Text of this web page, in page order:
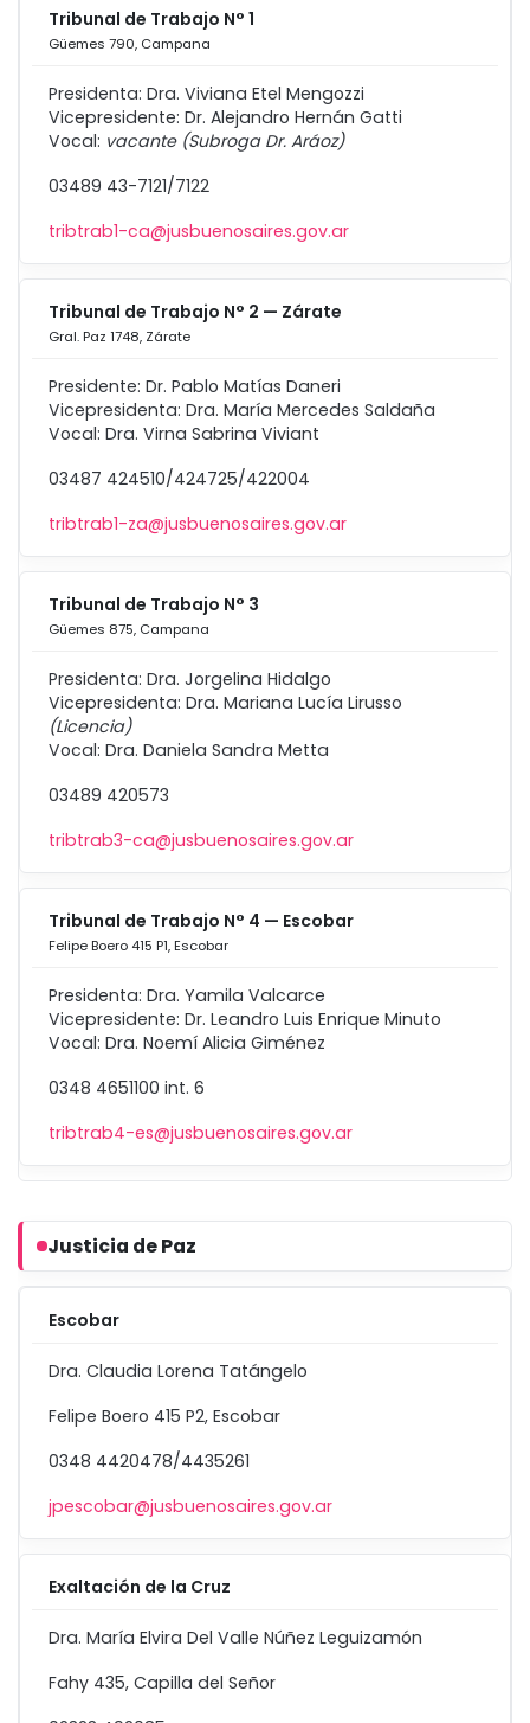
Tribunal de Trabajo N° 1
Güemes 790, Campana
Presidenta: Dra. Viviana Etel Mengozzi
Vicepresidente: Dr. Alejandro Hernán Gatti
Vocal: vacante (Subroga Dr. Aráoz)
03489 43-7121/7122
tribtrab1-ca@jusbuenosaires.gov.ar
Tribunal de Trabajo N° 2 — Zárate
Gral. Paz 1748, Zárate
Presidente: Dr. Pablo Matías Daneri
Vicepresidenta: Dra. María Mercedes Saldaña
Vocal: Dra. Virna Sabrina Viviant
03487 424510/424725/422004
tribtrab1-za@jusbuenosaires.gov.ar
Tribunal de Trabajo N° 3
Güemes 875, Campana
Presidenta: Dra. Jorgelina Hidalgo
Vicepresidenta: Dra. Mariana Lucía Lirusso
(Licencia)
Vocal: Dra. Daniela Sandra Metta
03489 420573
tribtrab3-ca@jusbuenosaires.gov.ar
Tribunal de Trabajo N° 4 — Escobar
Felipe Boero 415 P1, Escobar
Presidenta: Dra. Yamila Valcarce
Vicepresidente: Dr. Leandro Luis Enrique Minuto
Vocal: Dra. Noemí Alicia Giménez
0348 4651100 int. 6
tribtrab4-es@jusbuenosaires.gov.ar
Justicia de Paz
Escobar
Dra. Claudia Lorena Tatángelo
Felipe Boero 415 P2, Escobar
0348 4420478/4435261
jpescobar@jusbuenosaires.gov.ar
Exaltación de la Cruz
Dra. María Elvira Del Valle Núñez Leguizamón
Fahy 435, Capilla del Señor